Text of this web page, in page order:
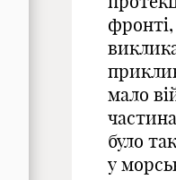
мало
було
у